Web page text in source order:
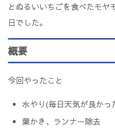
とぬるいいちごを食べたモヤ
日でした。
概要
今回やったこと
水やり(毎日天気が良かっ
葉かき、ランナー除去